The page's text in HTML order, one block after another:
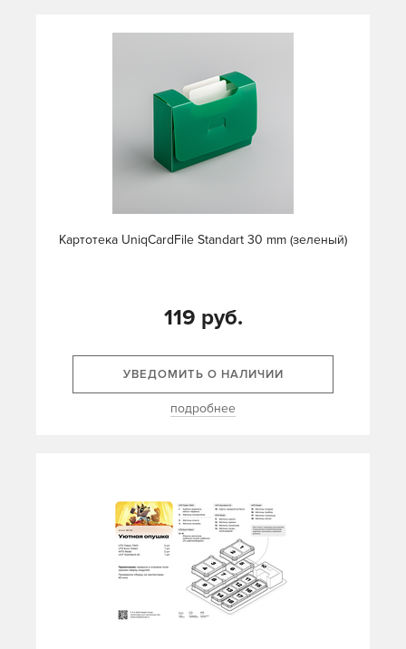
Картотека UniqCardFile Standart 30 mm (зеленый)
119 руб.
УВЕДОМИТЬ О НАЛИЧИИ
подробнее